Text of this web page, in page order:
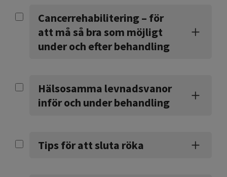
Cancerrehabilitering – för
att må så bra som möjligt
under och efter behandling
Hälsosamma levnadsvanor
inför och under behandling
Tips för att sluta röka